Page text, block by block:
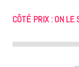
CÔTÉ PRIX : ON LE